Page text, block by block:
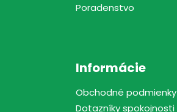
Poradenstvo
Informácie
Obchodné podmienky
Dotazníky spokojnosti